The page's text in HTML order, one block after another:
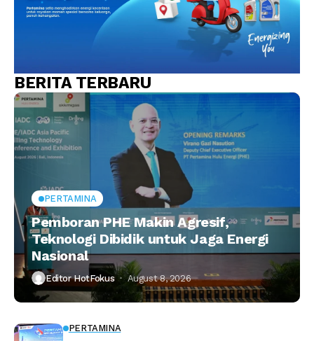
BERITA TERBARU
PERTAMINA
Pemboran PHE Makin Agresif,
Teknologi Dibidik untuk Jaga Energi
Nasional
Editor HotFokus August 8, 2026
PERTAMINA